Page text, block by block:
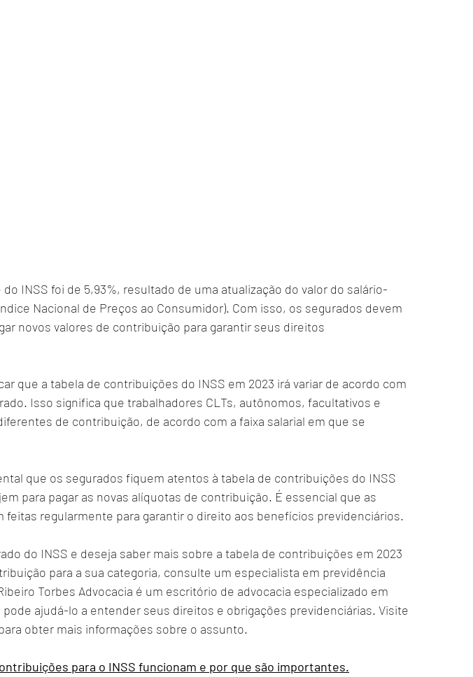
INSS foi de 5,93%, resultado de uma atualização do valor do salário-
Nacional de Preços ao Consumidor). Com isso, os segurados devem
novos valores de contribuição para garantir seus direitos
que a tabela de contribuições do INSS em 2023 irá variar de acordo com
Isso significa que trabalhadores CLTs, autônomos, facultativos e
de contribuição, de acordo com a faixa salarial em que se
que os segurados fiquem atentos à tabela de contribuições do INSS
para pagar as novas alíquotas de contribuição. É essencial que as
feitas regularmente para garantir o direito aos benefícios previdenciários.
do INSS e deseja saber mais sobre a tabela de contribuições em 2023
para a sua categoria, consulte um especialista em previdência
Torbes Advocacia é um escritório de advocacia especializado em
ajudá-lo a entender seus direitos e obrigações previdenciárias. Visite
obter mais informações sobre o assunto.
para o INSS funcionam e por que são importantes.